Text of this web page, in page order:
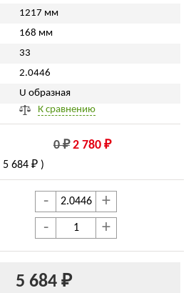
1217 мм
168 мм
33
2.0446
U образная
К сравнению
0 ₽ 2 780 ₽
5 684 ₽ )
- +
- +
5 684 ₽